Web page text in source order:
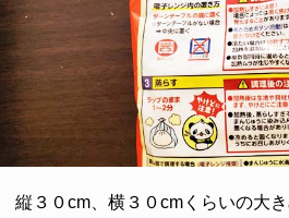
縦３０cm、横３０cmくらいの大